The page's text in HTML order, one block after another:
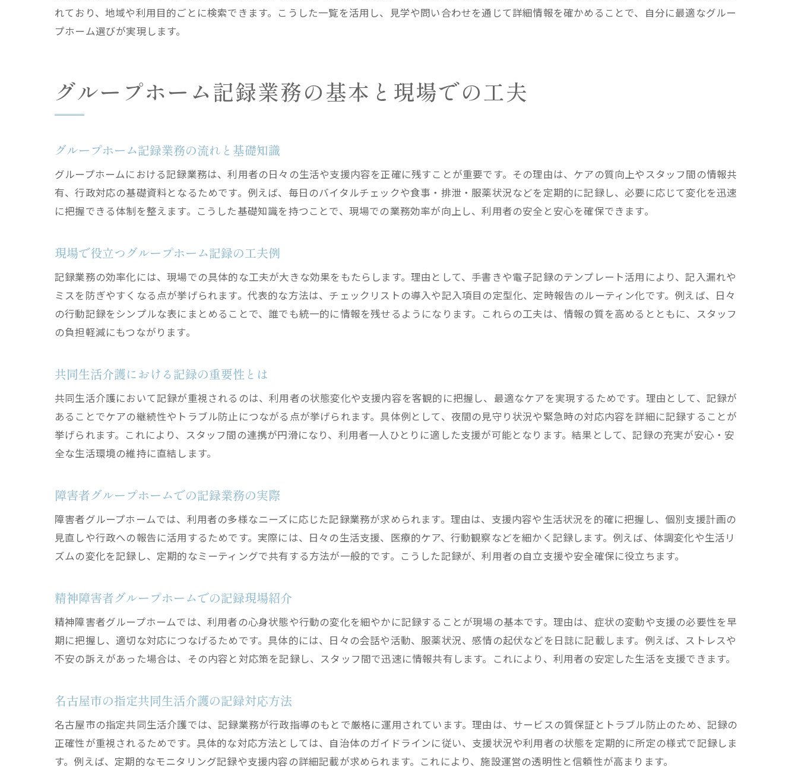
指定共同生活介護による支援の取り組み
精神障害者グループホームの必要条件紹介
女性利用者向けグループホームの条件確認
暮らしやすさで選ぶ中川区西日置町のグループホーム
グループホームで叶える快適な日常生活
名古屋市中川区のグループホーム生活支援
支援体制が充実したグループホームの魅力
地域密着型グループホームの利用メリット
れており、地域や利用目的ごとに検索できます。こうした一覧を活用し、見学や問い合わせを通じて詳細情報を確かめることで、自分に最適なグルー
プホーム選びが実現します。
グループホーム記録業務の基本と現場での工夫
グループホーム記録業務の流れと基礎知識
グループホームにおける記録業務は、利用者の日々の生活や支援内容を正確に残すことが重要です。その理由は、ケアの質向上やスタッフ間の情報共
有、行政対応の基礎資料となるためです。例えば、毎日のバイタルチェックや食事・排泄・服薬状況などを定期的に記録し、必要に応じて変化を迅速
に把握できる体制を整えます。こうした基礎知識を持つことで、現場での業務効率が向上し、利用者の安全と安心を確保できます。
現場で役立つグループホーム記録の工夫例
記録業務の効率化には、現場での具体的な工夫が大きな効果をもたらします。理由として、手書きや電子記録のテンプレート活用により、記入漏れや
ミスを防ぎやすくなる点が挙げられます。代表的な方法は、チェックリストの導入や記入項目の定型化、定時報告のルーティン化です。例えば、日々
の行動記録をシンプルな表にまとめることで、誰でも統一的に情報を残せるようになります。これらの工夫は、情報の質を高めるとともに、スタッフ
の負担軽減にもつながります。
共同生活介護における記録の重要性とは
共同生活介護において記録が重視されるのは、利用者の状態変化や支援内容を客観的に把握し、最適なケアを実現するためです。理由として、記録が
あることでケアの継続性やトラブル防止につながる点が挙げられます。具体例として、夜間の見守り状況や緊急時の対応内容を詳細に記録することが
挙げられます。これにより、スタッフ間の連携が円滑になり、利用者一人ひとりに適した支援が可能となります。結果として、記録の充実が安心・安
全な生活環境の維持に直結します。
障害者グループホームでの記録業務の実際
障害者グループホームでは、利用者の多様なニーズに応じた記録業務が求められます。理由は、支援内容や生活状況を的確に把握し、個別支援計画の
見直しや行政への報告に活用するためです。実際には、日々の生活支援、医療的ケア、行動観察などを細かく記録します。例えば、体調変化や生活リ
ズムの変化を記録し、定期的なミーティングで共有する方法が一般的です。こうした記録が、利用者の自立支援や安全確保に役立ちます。
精神障害者グループホームでの記録現場紹介
精神障害者グループホームでは、利用者の心身状態や行動の変化を細やかに記録することが現場の基本です。理由は、症状の変動や支援の必要性を早
期に把握し、適切な対応につなげるためです。具体的には、日々の会話や活動、服薬状況、感情の起伏などを日誌に記載します。例えば、ストレスや
不安の訴えがあった場合は、その内容と対応策を記録し、スタッフ間で迅速に情報共有します。これにより、利用者の安定した生活を支援できます。
名古屋市の指定共同生活介護の記録対応方法
名古屋市の指定共同生活介護では、記録業務が行政指導のもとで厳格に運用されています。理由は、サービスの質保証とトラブル防止のため、記録の
正確性が重視されるためです。具体的な対応方法としては、自治体のガイドラインに従い、支援状況や利用者の状態を定期的に所定の様式で記録しま
す。例えば、定期的なモニタリング記録や支援内容の詳細記載が求められます。これにより、施設運営の透明性と信頼性が高まります。